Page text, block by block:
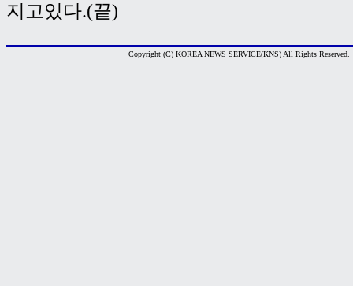
지고있다.(끝)
Copyright (C) KOREA NEWS SERVICE(KNS) All Rights Reserved.